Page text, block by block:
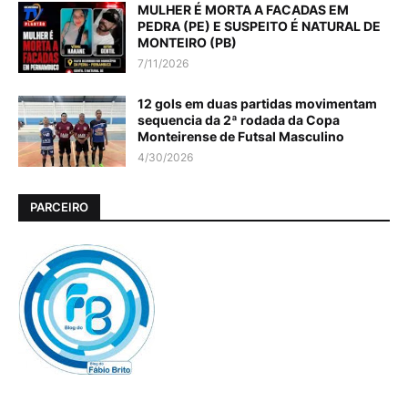
MULHER É MORTA A FACADAS EM
PEDRA (PE) E SUSPEITO É NATURAL DE
MONTEIRO (PB)
7/11/2026
12 gols em duas partidas movimentam
sequencia da 2ª rodada da Copa
Monteirense de Futsal Masculino
4/30/2026
PARCEIRO